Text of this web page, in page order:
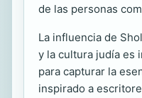
de las personas
La influencia de
y la cultura judía es
para capturar la
inspirado a